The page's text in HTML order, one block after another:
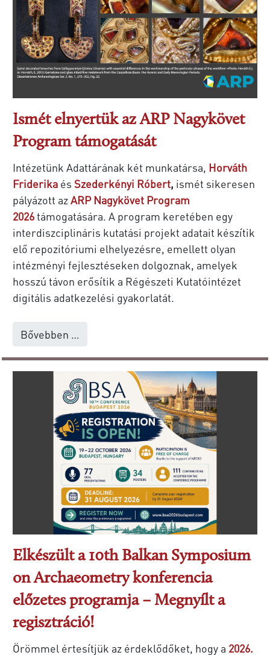
Ismét elnyertük az ARP Nagykövet
Program támogatását
Intézetünk Adattárának két munkatársa, Horváth
Friderika és Szederkényi Róbert, ismét sikeresen
pályázott azARP Nagykövet Program
2026támogatására. A program keretében egy
interdiszciplináris kutatási projekt adatait készítik
elő repozitóriumi elhelyezésre, emellett olyan
intézményi fejlesztéseken dolgoznak, amelyek
hosszú távon erősítik a Régészeti Kutatóintézet
digitális adatkezelési gyakorlatát.
Bővebben …
Elkészült a 10th Balkan Symposium
on Archaeometry konferencia
előzetes programja – Megnyílt a
regisztráció!
Örömmel értesítjük az érdeklődőket, hogy a 2026.